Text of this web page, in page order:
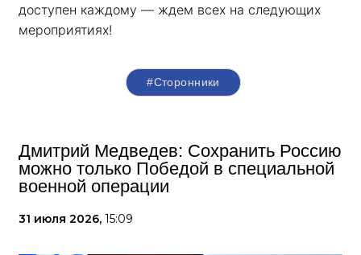
доступен каждому — ждем всех на следующих
мероприятиях!
#Сторонники
Дмитрий Медведев: Сохранить Россию
можно только Победой в специальной
военной операции
31 июля 2026, 15:09